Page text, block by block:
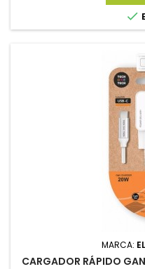

MARCA:
CARGADOR RÁPIDO